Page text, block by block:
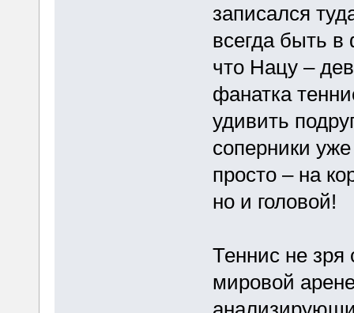
записался
всегда быть
что Нацу –
фанатка
удивить
соперники
просто – на
но и головой!
Теннис не
мировой